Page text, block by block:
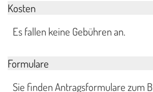
Kosten
Es fallen keine Gebühren an.
Formulare
Sie finden Antragsformulare zum